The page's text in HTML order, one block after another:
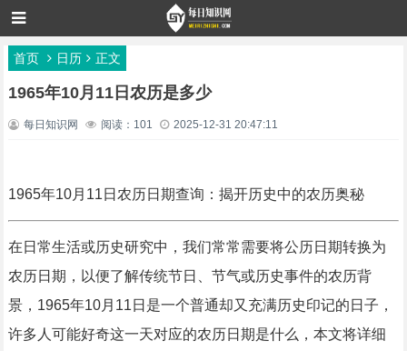
首页 日历 正文
1965年10月11日农历是多少
每日知识网 阅读：101 2025-12-31 20:47:11
1965年10月11日农历日期查询：揭开历史中的农历奥秘
在日常生活或历史研究中，我们常常需要将公历日期转换为
农历日期，以便了解传统节日、节气或历史事件的农历背
景，1965年10月11日是一个普通却又充满历史印记的日子，
许多人可能好奇这一天对应的农历日期是什么，本文将详细